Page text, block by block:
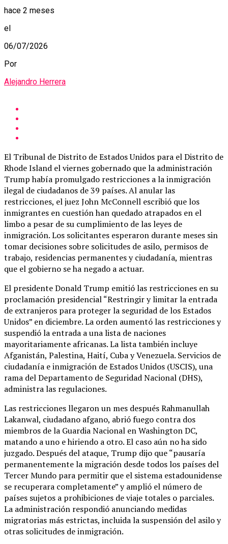
hace 2 meses
el
06/07/2026
Por
Alejandro Herrera
El Tribunal de Distrito de Estados Unidos para el Distrito de
Rhode Island el viernes gobernado que la administración
Trump había promulgado restricciones a la inmigración
ilegal de ciudadanos de 39 países. Al anular las
restricciones, el juez John McConnell escribió que los
inmigrantes en cuestión han quedado atrapados en el
limbo a pesar de su cumplimiento de las leyes de
inmigración. Los solicitantes esperaron durante meses sin
tomar decisiones sobre solicitudes de asilo, permisos de
trabajo, residencias permanentes y ciudadanía, mientras
que el gobierno se ha negado a actuar.
El presidente Donald Trump emitió las restricciones en su
proclamación presidencial “Restringir y limitar la entrada
de extranjeros para proteger la seguridad de los Estados
Unidos” en diciembre. La orden aumentó las restricciones y
suspendió la entrada a una lista de naciones
mayoritariamente africanas. La lista también incluye
Afganistán, Palestina, Haití, Cuba y Venezuela. Servicios de
ciudadanía e inmigración de Estados Unidos (USCIS), una
rama del Departamento de Seguridad Nacional (DHS),
administra las regulaciones.
Las restricciones llegaron un mes después Rahmanullah
Lakanwal, ciudadano afgano, abrió fuego contra dos
miembros de la Guardia Nacional en Washington DC,
matando a uno e hiriendo a otro. El caso aún no ha sido
juzgado. Después del ataque, Trump dijo que “pausaría
permanentemente la migración desde todos los países del
Tercer Mundo para permitir que el sistema estadounidense
se recuperara completamente” y amplió el número de
países sujetos a prohibiciones de viaje totales o parciales.
La administración respondió anunciando medidas
migratorias más estrictas, incluida la suspensión del asilo y
otras solicitudes de inmigración.